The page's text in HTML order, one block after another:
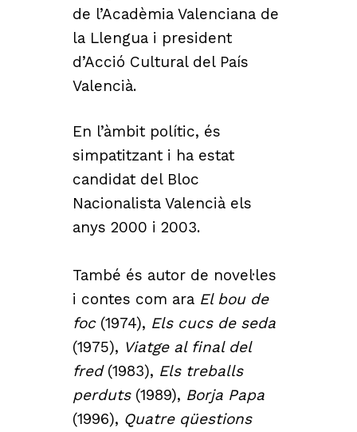
de l’Acadèmia Valenciana de
la Llengua i president
d’Acció Cultural del País
Valencià.
En l’àmbit polític, és
simpatitzant i ha estat
candidat del Bloc
Nacionalista Valencià els
anys 2000 i 2003.
També és autor de novel·les
i contes com ara El bou de
foc(1974), Els cucs de seda
(1975), Viatge al final del
fred(1983), Els treballs
perduts(1989), Borja Papa
(1996), Quatre qüestions